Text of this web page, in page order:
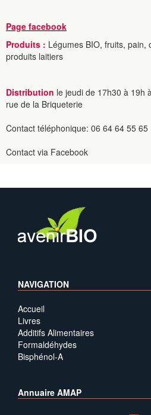
Page facebook
Produits : Légumes BIO, fruits, pain,
produits laitiers
Distribution le jeudi de 17h30 à 19h
rue de la Briqueterie
Contact téléphonique: 06 64 64 55 65
Contact via Facebook
NAVIGATION
Accueil
Livres
Additifs Alimentaires
Formaldéhydes
Bisphénol-A
Annuaire AMAP